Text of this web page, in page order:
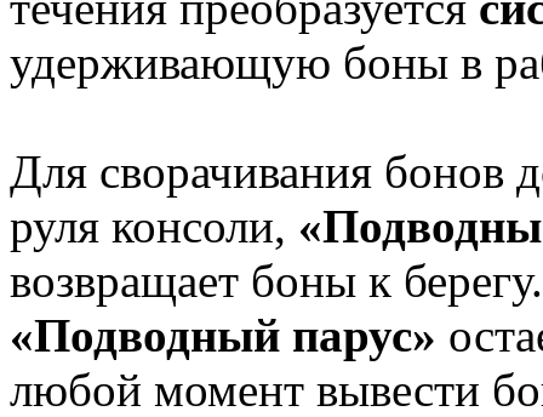
удерживающую боны в
Для сворачивания бонов
руля консоли,
возвращает боны к
«Подводный парус»
любой момент вывести